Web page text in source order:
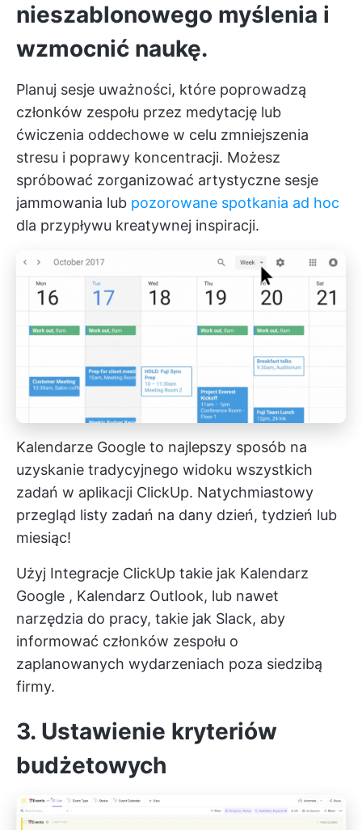
nieszablonowego myślenia i
wzmocnić naukę.
Planuj sesje uważności, które poprowadzą
członków zespołu przez medytację lub
ćwiczenia oddechowe w celu zmniejszenia
stresu i poprawy koncentracji. Możesz
spróbować zorganizować artystyczne sesje
jammowania lub pozorowane spotkania ad hoc
dla przypływu kreatywnej inspiracji.
Kalendarze Google to najlepszy sposób na
uzyskanie tradycyjnego widoku wszystkich
zadań w aplikacji ClickUp. Natychmiastowy
przegląd listy zadań na dany dzień, tydzień lub
miesiąc!
Użyj Integracje ClickUp takie jak Kalendarz
Google , Kalendarz Outlook, lub nawet
narzędzia do pracy, takie jak Slack, aby
informować członków zespołu o
zaplanowanych wydarzeniach poza siedzibą
firmy.
3. Ustawienie kryteriów
budżetowych